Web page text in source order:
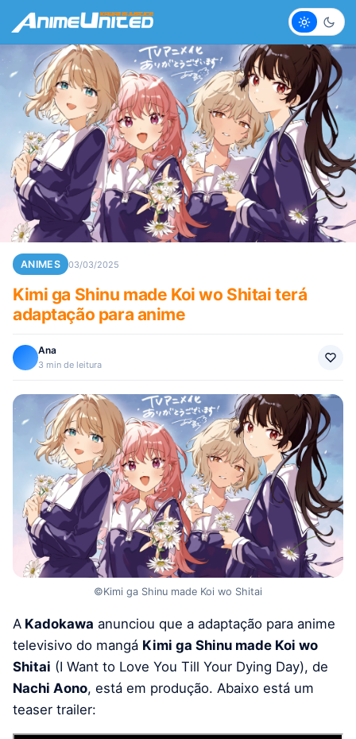
Claro
ANIMES 03/03/2025
Kimi ga Shinu made Koi wo Shitai terá
adaptação para anime
Ana
3 min de leitura
©Kimi ga Shinu made Koi wo Shitai
A Kadokawa anunciou que a adaptação para anime
televisivo do mangá Kimi ga Shinu made Koi wo
Shitai (I Want to Love You Till Your Dying Day), de
Nachi Aono, está em produção. Abaixo está um
teaser trailer: